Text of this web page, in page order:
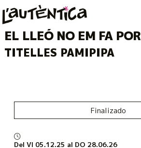
EL LLEÓ NO EM FA POR
TITELLES PAMIPIPA
Finalizado
Del VI 05.12.25 al DO 28.06.26